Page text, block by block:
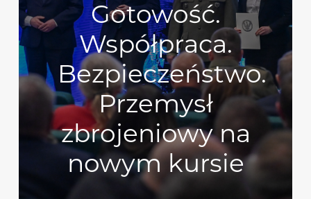
Gotowość.
Współpraca.
Bezpieczeństwo.
Przemysł
zbrojeniowy na
nowym kursie